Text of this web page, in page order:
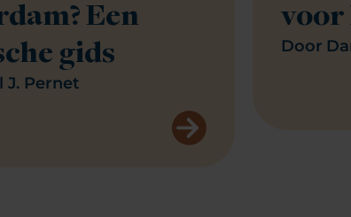
Een
gids
J. Pernet
voor
Door